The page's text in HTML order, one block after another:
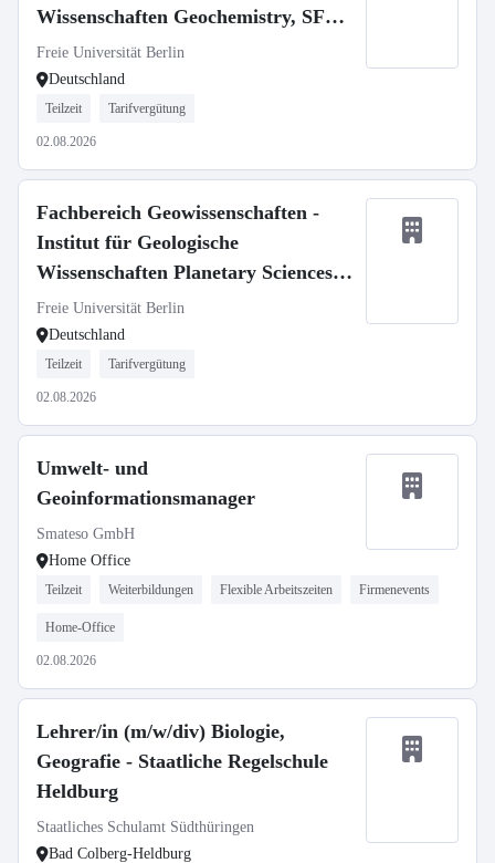
Wissenschaften Geochemistry, SFB
1759
Freie Universität Berlin
Deutschland
Teilzeit Tarifvergütung
02.08.2026
Fachbereich Geowissenschaften -
Institut für Geologische
Wissenschaften Planetary Sciences,
SFB 1759
Freie Universität Berlin
Deutschland
Teilzeit Tarifvergütung
02.08.2026
Umwelt- und
Geoinformationsmanager
Smateso GmbH
Home Office
Teilzeit Weiterbildungen Flexible Arbeitszeiten Firmenevents
Home-Office
02.08.2026
Lehrer/in (m/w/div) Biologie,
Geografie - Staatliche Regelschule
Heldburg
Staatliches Schulamt Südthüringen
Bad Colberg-Heldburg